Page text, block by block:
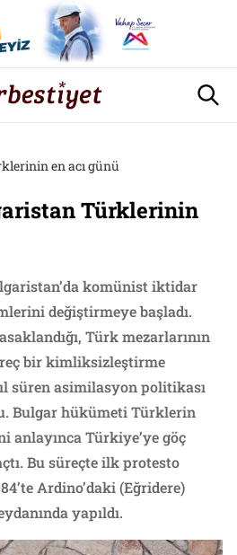
en acı günü
Türklerinin
komünist iktidar
değiştirmeye başladı.
Türk mezarlarının
bir kimliksizleştirme
süren asimilasyon politikası
Bulgar hükümeti Türklerin
anlayınca Türkiye’ye göç
Bu süreçte ilk protesto
Ardino’daki (Eğridere)
yapıldı.